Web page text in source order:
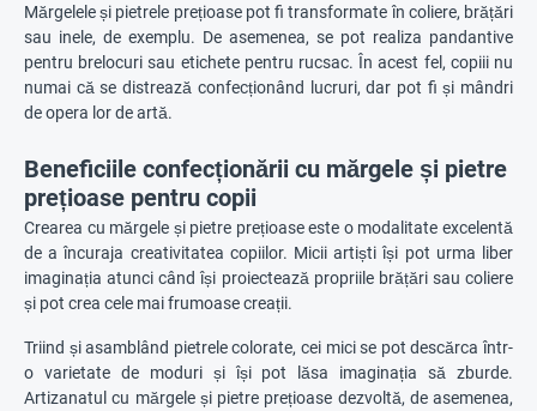
Mărgelele și pietrele prețioase pot fi transformate în coliere, brățări
sau inele, de exemplu. De asemenea, se pot realiza pandantive
pentru brelocuri sau etichete pentru rucsac. În acest fel, copiii nu
numai că se distrează confecționând lucruri, dar pot fi și mândri
de opera lor de artă.
Beneficiile confecționării cu mărgele și pietre
prețioase pentru copii
Crearea cu mărgele și pietre prețioase este o modalitate excelentă
de a încuraja creativitatea copiilor. Micii artiști își pot urma liber
imaginația atunci când își proiectează propriile brățări sau coliere
și pot crea cele mai frumoase creații.
Triind și asamblând pietrele colorate, cei mici se pot descărca într-
o varietate de moduri și își pot lăsa imaginația să zburde.
Artizanatul cu mărgele și pietre prețioase dezvoltă, de asemenea,